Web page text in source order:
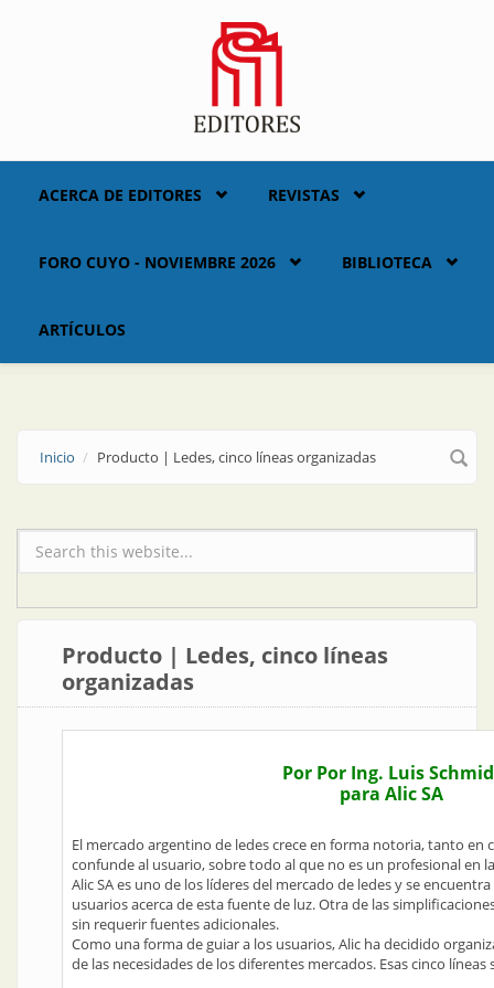
ACERCA DE EDITORES REVISTAS
FORO CUYO - NOVIEMBRE 2026 BIBLIOTECA
ARTÍCULOS
Inicio Producto | Ledes, cinco líneas organizadas
Formulario de búsqueda
Producto | Ledes, cinco líneas
organizadas
Por Por Ing. Luis
para Alic SA
El mercado argentino de ledes crece en forma notoria, tanto
confunde al usuario, sobre todo al que no es un profesional en
Alic SA es uno de los líderes del mercado de ledes y se
usuarios acerca de esta fuente de luz. Otra de las
sin requerir fuentes adicionales.
Como una forma de guiar a los usuarios, Alic ha decidido
de las necesidades de los diferentes mercados. Esas cinco líneas